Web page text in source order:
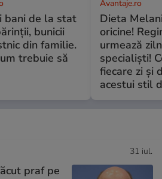
bani de la stat
bunicii
din familie.
trebuie să
Avantaje.ro
Dieta
oricine!
urmează
specialiști!
fiecare zi și
acestui stil
31 iul.
praf pe